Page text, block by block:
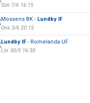
Sön 7/6 16:15
Mossens BK - Lundby IF
Ons 3/6 20:15
Lundby IF- Romelanda UF
Lör 30/5 16:30